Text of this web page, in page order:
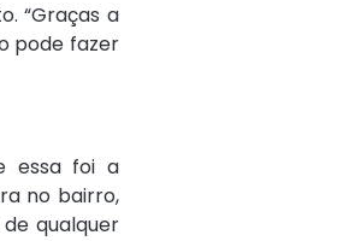
“Graças a
pode fazer
essa foi a
no bairro,
qualquer